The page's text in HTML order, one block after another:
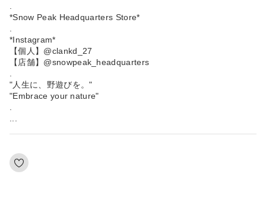
*Snow Peak Headquarters Store*
*Instagram*
【個人】@clankd_27
【店舗】@snowpeak_headquarters
"人生に、野遊びを。"
"Embrace your nature"